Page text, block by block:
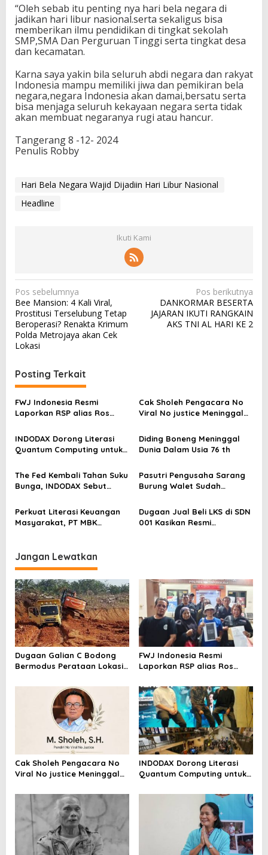
“Oleh sebab itu penting nya hari bela negara di
jadikan hari libur nasional.serta sekaligus bisa
memberikan ilmu pendidikan di tingkat sekolah
SMP,SMA Dan Perguruan Tinggi serta tingkat desa
dan kecamatan.
Karna saya yakin bila seluruh abdi negara dan rakyat
Indonesia mampu memiliki jiwa dan pemikiran bela
negara,negara Indonesia akan damai,bersatu serta
bisa menjaga seluruh kekayaan negara serta tidak
akan membuat negaranya rugi atau hancur.
Tangerang 8 -12- 2024
Penulis Robby
Hari Bela Negara Wajid Dijadiin Hari Libur Nasional
Headline
Ikuti Kami
N
a
v
i
a
s
i
o
s
Pos sebelumnya
Bee Mansion: 4 Kali Viral,
Prostitusi Terselubung Tetap
Beroperasi? Renakta Krimum
Polda Metrojaya akan Cek
Lokasi
Pos berikutnya
DANKORMAR BESERTA
JAJARAN IKUTI RANGKAIN
AKS TNI AL HARI KE 2
Posting Terkait
FWJ Indonesia Resmi
Laporkan RSP alias Ros
Cak Sholeh Pengacara No
Viral No justice Meninggal
INDODAX Dorong Literasi
Quantum Computing untuk
Blockchain
Diding Boneng Meninggal
Dunia Dalam Usia 76 th
The Fed Kembali Tahan Suku
Bunga, INDODAX Sebut
Sentimen Pasar
Pasutri Pengusaha Sarang
Burung Walet Sudah
Pelapor Desak Polda Jambi
Segera Lakukan Penahanan
Perkuat Literasi Keuangan
Masyarakat, PT MBK
Dugaan Jual Beli LKS di SDN
001 Kasikan Resmi
Jangan Lewatkan
Dugaan Galian C Bodong
Bermodus Perataan Lokasi
Riau Akan Tinjauan Lokasi
FWJ Indonesia Resmi
Laporkan RSP alias Ros
Cak Sholeh Pengacara No
Viral No justice Meninggal
INDODAX Dorong Literasi
Quantum Computing untuk
Blockchain